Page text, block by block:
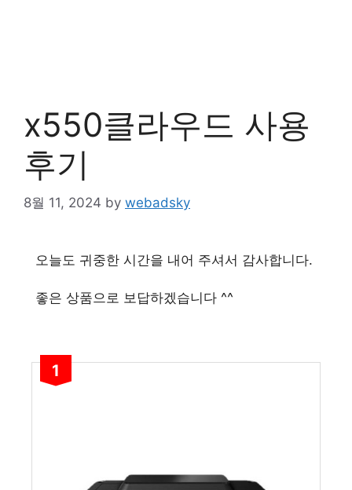
x550클라우드 사용
후기
8월 11, 2024 by webadsky
오늘도 귀중한 시간을 내어 주셔서 감사합니다.
좋은 상품으로 보답하겠습니다 ^^
1